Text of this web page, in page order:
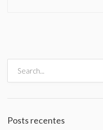
Posts recentes